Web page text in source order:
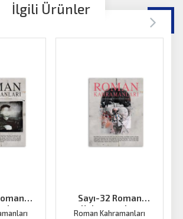
İlgili Ürünler
Sayı-32 Roman
Kahramanları
Roman Kahramanları